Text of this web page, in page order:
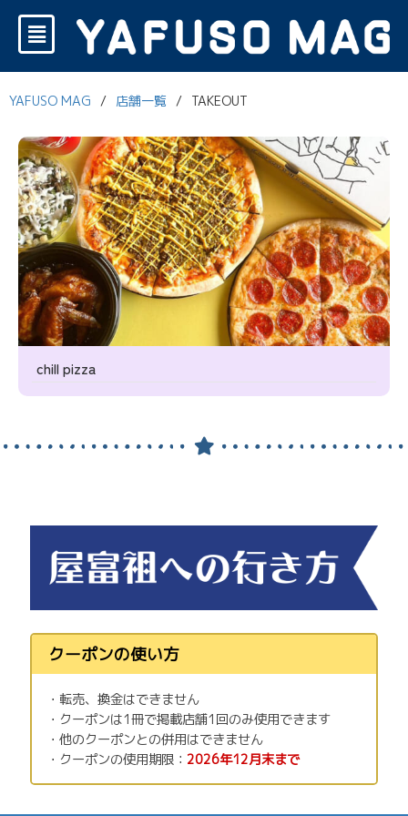
YAFUSO MAG / 店舗一覧 / TAKEOUT
chill pizza
クーポンの使い方
・転売、換金はできません
・クーポンは1冊で掲載店舗1回のみ使用できます
・他のクーポンとの併用はできません
・クーポンの使用期限： 2026年12月末まで